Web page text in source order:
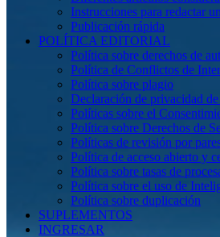
Instrucciones para redactar
Publicación rápida
POLÍTICA EDITORIAL
Política sobre derechos de
Política de Conflictos de
Política sobre plagio
Declaración de privacidad
Políticas sobre el
Política sobre Derechos de
Políticas de revisión por
Política de acceso abierto y
Política sobre tasas de
Política sobre el uso de
Política sobre duplicación
SUPLEMENTOS
INGRESAR